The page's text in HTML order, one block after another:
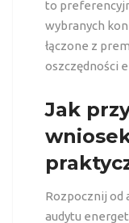
to
wybranych
łączone z
oszczędności
Jak
Rozpocznij od
audytu